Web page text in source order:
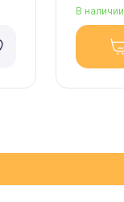
В наличии